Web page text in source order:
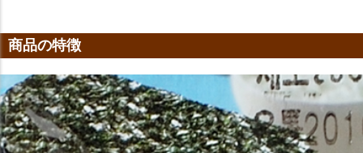
商品の特徴